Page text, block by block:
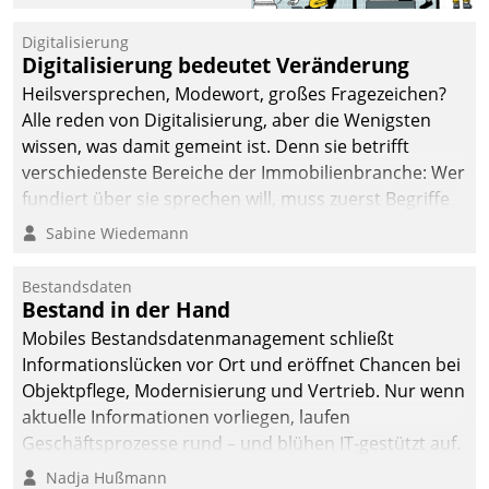
Jahresbeginn eine
Überblick, Einsicht und
Eingriff bietende Lösung.
Zur Entwicklung setzte
man auf
Cloudtechnologie,
bewährte und Startup-
agile Projektmethoden.
Digitalisierung
Digitalisierung bedeutet Veränderung
Heilsversprechen, Modewort, großes Fragezeichen?
Alle reden von Digitalisierung, aber die Wenigsten
wissen, was damit gemeint ist. Denn sie betrifft
verschiedenste Bereiche der Immobilienbranche: Wer
fundiert über sie sprechen will, muss zuerst Begriffe
klären. Ein Aspekt ist die betriebliche Optimierung:
Einsparungen durch optimierte und automatisierte
Prozesse. Doch man darf nicht zu viel erwarten: Allein
mit der Einführung einer neuen Software ist es nicht
getan. Die Digitalisierung erfordert von Unternehmen
die Bereitschaft, sich zu überprüfen, zu hinterfragen
und zu verändern.
Sabine Wiedemann
Bestandsdaten
Bestand in der Hand
Mobiles Bestandsdatenmanagement schließt
Informationslücken vor Ort und eröffnet Chancen bei
Objektpflege, Modernisierung und Vertrieb. Nur wenn
aktuelle Informationen vorliegen, laufen
Geschäftsprozesse rund – und blühen IT-gestützt auf.
Nadja Hußmann